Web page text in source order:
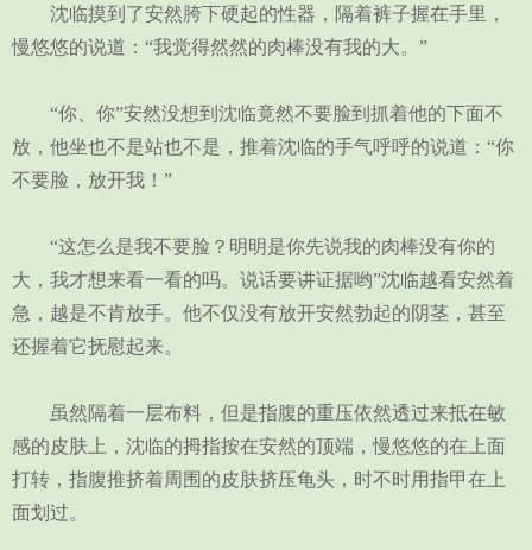
沈临摸到了安然胯下硬起的性器，隔着裤子握在手里，
慢悠悠的说道：“我觉得然然的肉棒没有我的大。”
“你、你”安然没想到沈临竟然不要脸到抓着他的下面不
放，他坐也不是站也不是，推着沈临的手气呼呼的说道：“你
不要脸，放开我！”
“这怎么是我不要脸？明明是你先说我的肉棒没有你的
大，我才想来看一看的吗。说话要讲证据哟”沈临越看安然着
急，越是不肯放手。他不仅没有放开安然勃起的阴茎，甚至
还握着它抚慰起来。
虽然隔着一层布料，但是指腹的重压依然透过来抵在敏
感的皮肤上，沈临的拇指按在安然的顶端，慢悠悠的在上面
打转，指腹推挤着周围的皮肤挤压龟头，时不时用指甲在上
面划过。